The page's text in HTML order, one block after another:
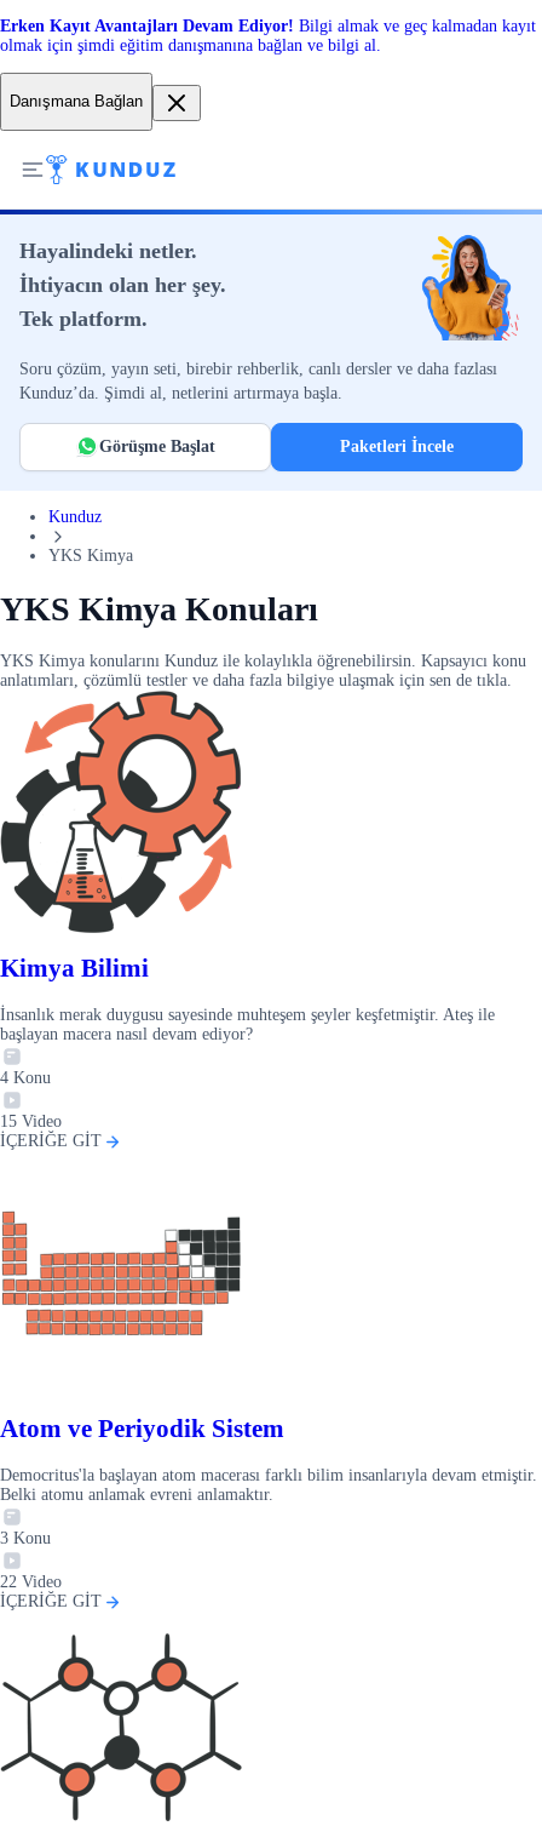
Erken Kayıt Avantajları Devam Ediyor! Bilgi almak ve geç kalmadan kayıt
olmak için şimdi eğitim danışmanına bağlan ve bilgi al.
Danışmana Bağlan
Hayalindeki netler.
İhtiyacın olan her şey.
Tek platform.
Soru çözüm, yayın seti, birebir rehberlik, canlı dersler ve daha fazlası
Kunduz’da. Şimdi al, netlerini artırmaya başla.
Görüşme Başlat Paketleri İncele
Kunduz
YKS Kimya
YKS Kimya Konuları
YKS Kimya konularını Kunduz ile kolaylıkla öğrenebilirsin. Kapsayıcı konu
anlatımları, çözümlü testler ve daha fazla bilgiye ulaşmak için sen de tıkla.
Kimya Bilimi
İnsanlık merak duygusu sayesinde muhteşem şeyler keşfetmiştir. Ateş ile
başlayan macera nasıl devam ediyor?
4 Konu
15 Video
İÇERİĞE GİT
Atom ve Periyodik Sistem
Democritus'la başlayan atom macerası farklı bilim insanlarıyla devam etmiştir.
Belki atomu anlamak evreni anlamaktır.
3 Konu
22 Video
İÇERİĞE GİT